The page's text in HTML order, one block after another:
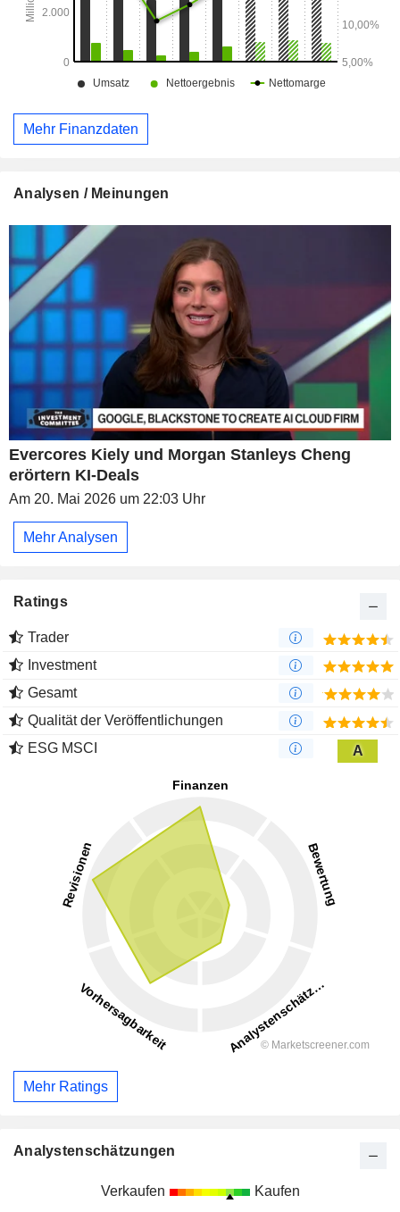
Mehr Finanzdaten
Analysen / Meinungen
Evercores Kiely und Morgan Stanleys Cheng
erörtern KI-Deals
Am 20. Mai 2026 um 22:03 Uhr
Mehr Analysen
Ratings
Trader
Investment
Gesamt
Qualität der Veröffentlichungen
ESG MSCI
A
Mehr Ratings
Analystenschätzungen
Verkaufen Kaufen